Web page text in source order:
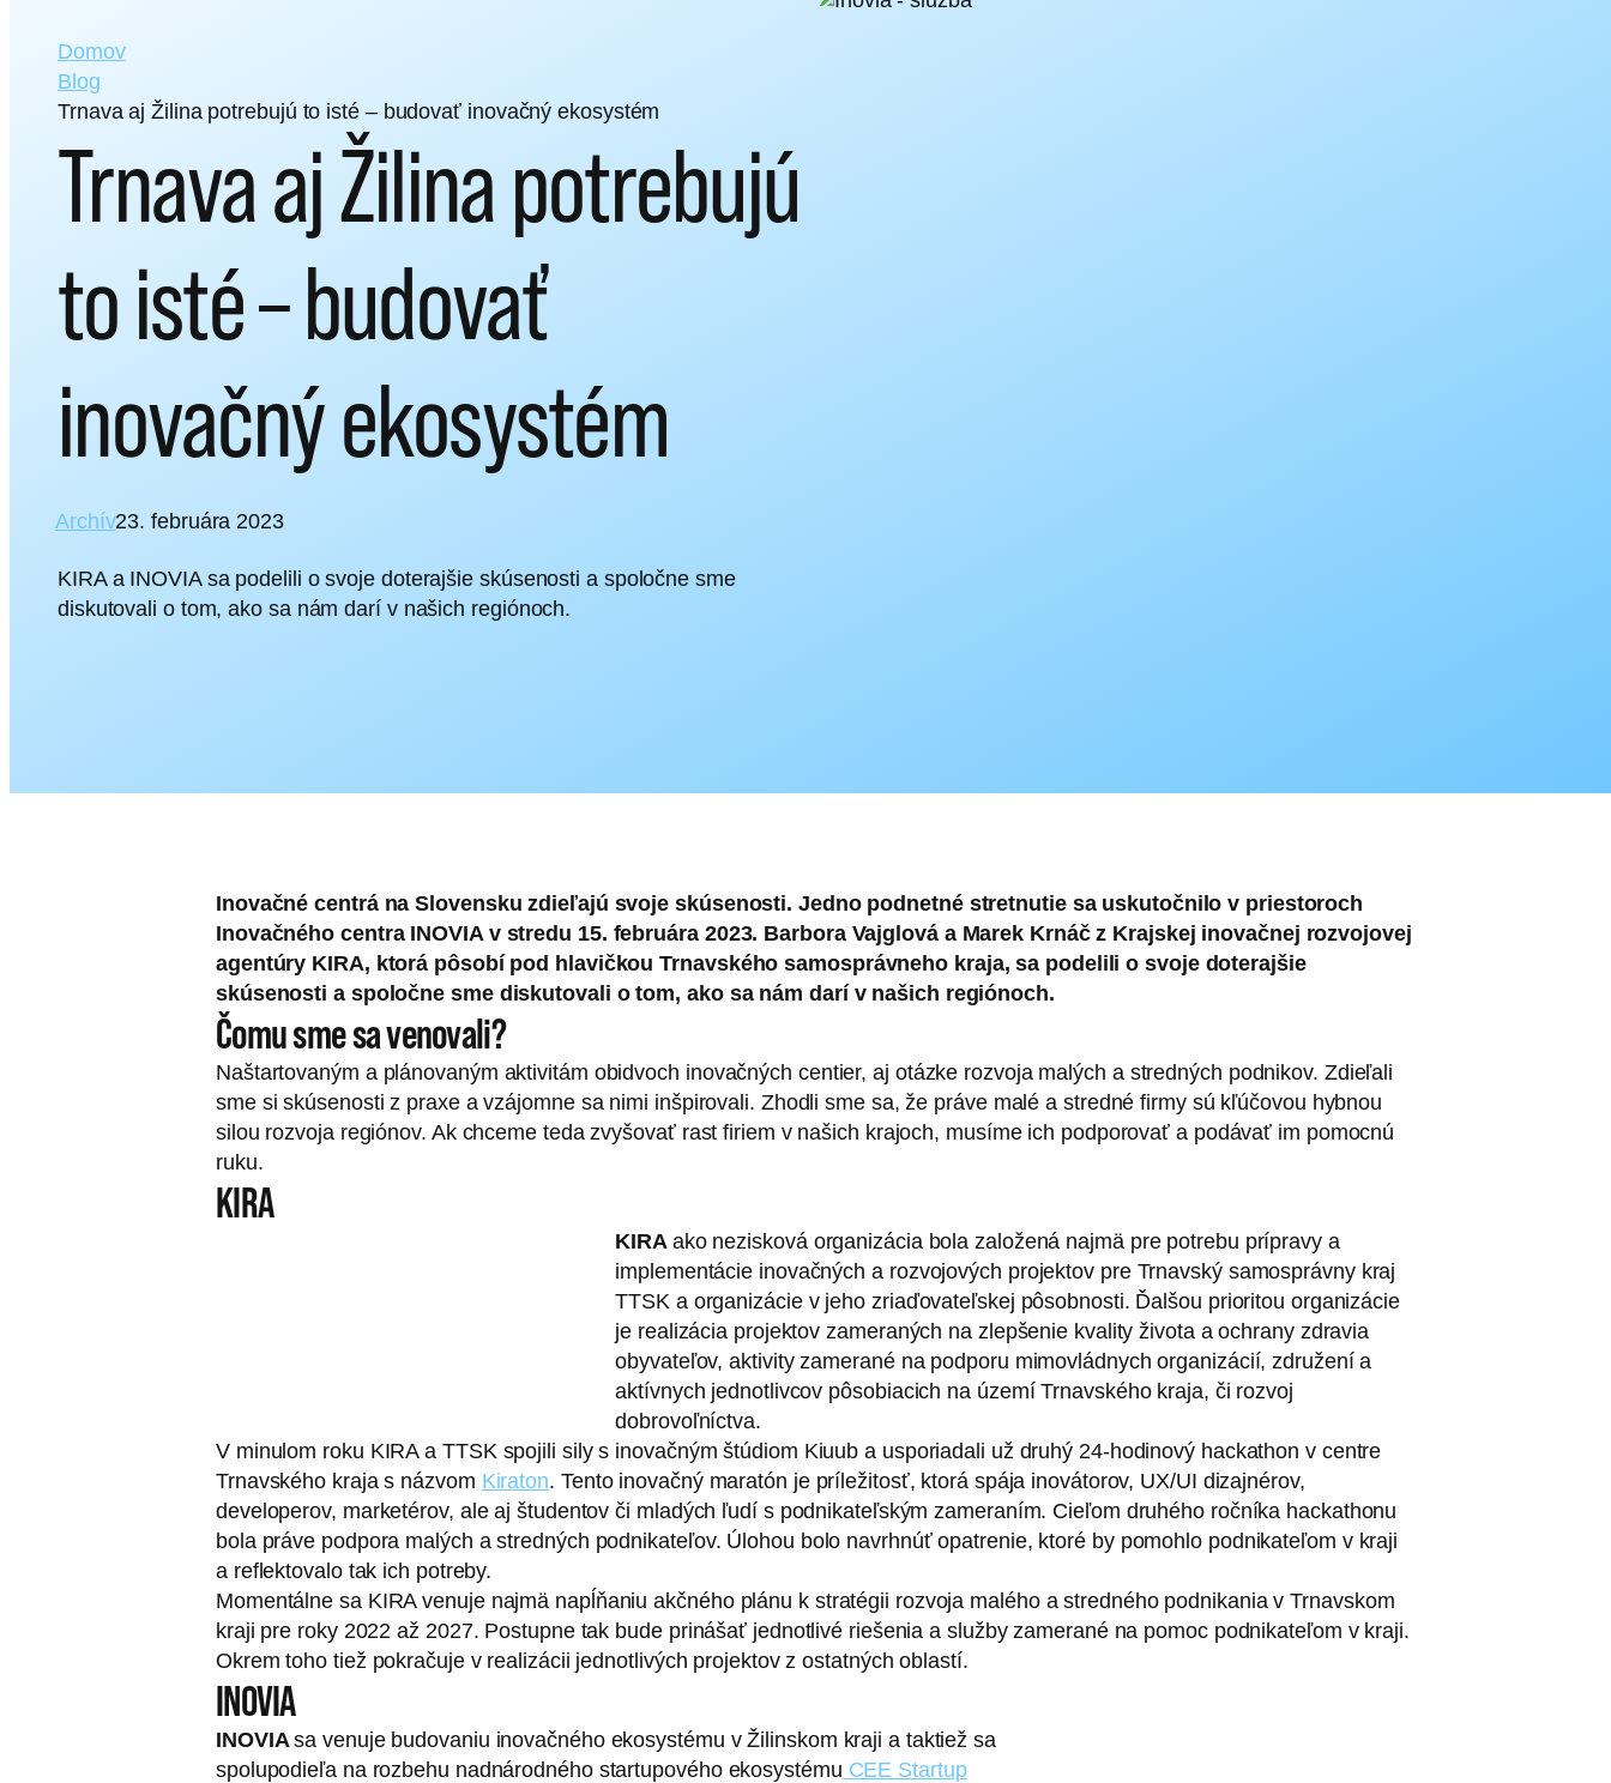
Domov
Blog
Trnava aj Žilina potrebujú to isté – budovať inovačný ekosystém
Trnava aj Žilina potrebujú
to isté – budovať
inovačný ekosystém
Archív23. februára 2023
KIRA a INOVIA sa podelili o svoje doterajšie skúsenosti a spoločne sme
diskutovali o tom, ako sa nám darí v našich regiónoch.
Inovačné centrá na Slovensku zdieľajú svoje skúsenosti. Jedno podnetné stretnutie sa uskutočnilo v priestoroch
Inovačného centra INOVIA v stredu 15. februára 2023. Barbora Vajglová a Marek Krnáč z Krajskej inovačnej rozvojovej
agentúry KIRA, ktorá pôsobí pod hlavičkou Trnavského samosprávneho kraja, sa podelili o svoje doterajšie
skúsenosti a spoločne sme diskutovali o tom, ako sa nám darí v našich regiónoch.
Čomu sme sa venovali?
Naštartovaným a plánovaným aktivitám obidvoch inovačných centier, aj otázke rozvoja malých a stredných podnikov. Zdieľali
sme si skúsenosti z praxe a vzájomne sa nimi inšpirovali. Zhodli sme sa, že práve malé a stredné firmy sú kľúčovou hybnou
silou rozvoja regiónov. Ak chceme teda zvyšovať rast firiem v našich krajoch, musíme ich podporovať a podávať im pomocnú
ruku.
KIRA
KIRA ako nezisková organizácia bola založená najmä pre potrebu prípravy a
implementácie inovačných a rozvojových projektov pre Trnavský samosprávny kraj
TTSK a organizácie v jeho zriaďovateľskej pôsobnosti. Ďalšou prioritou organizácie
je realizácia projektov zameraných na zlepšenie kvality života a ochrany zdravia
obyvateľov, aktivity zamerané na podporu mimovládnych organizácií, združení a
aktívnych jednotlivcov pôsobiacich na území Trnavského kraja, či rozvoj
dobrovoľníctva.
V minulom roku KIRA a TTSK spojili sily s inovačným štúdiom Kiuub a usporiadali už druhý 24-hodinový hackathon v centre
Trnavského kraja s názvom Kiraton. Tento inovačný maratón je príležitosť, ktorá spája inovátorov, UX/UI dizajnérov,
developerov, marketérov, ale aj študentov či mladých ľudí s podnikateľským zameraním. Cieľom druhého ročníka hackathonu
bola práve podpora malých a stredných podnikateľov. Úlohou bolo navrhnúť opatrenie, ktoré by pomohlo podnikateľom v kraji
a reflektovalo tak ich potreby.
Momentálne sa KIRA venuje najmä napĺňaniu akčného plánu k stratégii rozvoja malého a stredného podnikania v Trnavskom
kraji pre roky 2022 až 2027. Postupne tak bude prinášať jednotlivé riešenia a služby zamerané na pomoc podnikateľom v kraji.
Okrem toho tiež pokračuje v realizácii jednotlivých projektov z ostatných oblastí.
INOVIA
INOVIAsa venuje budovaniu inovačného ekosystému v Žilinskom kraji a taktiež sa
spolupodieľa na rozbehu nadnárodného startupového ekosystému CEE Startup